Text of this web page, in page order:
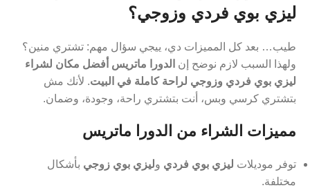
ليزي بوي فردي وزوجي؟
طيب… بعد كل المميزات دي، ييجي سؤال مهم: تشتري منين؟
ولهذا السبب لازم نوضح إن الدورا ماتريس أفضل مكان لشراء
ليزي بوي فردي وزوجي لراحة كاملة في البيت. لأنك مش
بتشتري كرسي وبس، أنت بتشتري راحة، وجودة، وضمان.
مميزات الشراء من الدورا ماتريس
توفر موديلات ليزي بوي فردي وليزي بوي زوجي بأشكال
مختلفة.